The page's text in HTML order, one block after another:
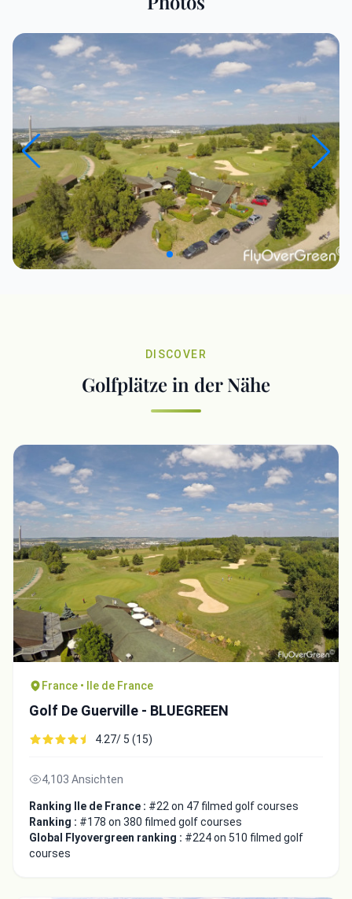
DISCOVER
Golfplätze in der Nähe
France • Ile de France
Golf De Guerville - BLUEGREEN
4.27/ 5 (15)
4,103 Ansichten
Ranking Ile de France : #22 on 47 filmed golf courses
Ranking : #178 on 380 filmed golf courses
Global Flyovergreen ranking : #224 on 510 filmed golf
courses